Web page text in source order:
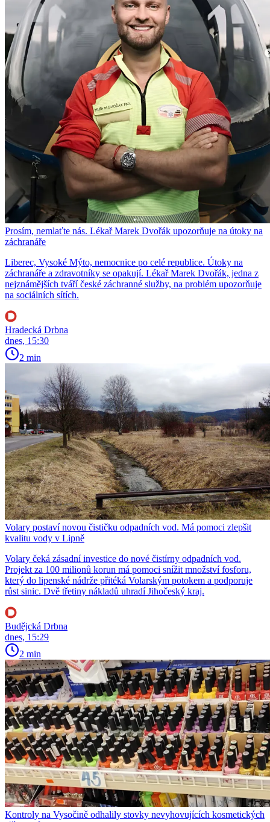
Prosím, nemlaťte nás. Lékař Marek Dvořák upozorňuje na útoky na
záchranáře
Liberec, Vysoké Mýto, nemocnice po celé republice. Útoky na
záchranáře a zdravotníky se opakují. Lékař Marek Dvořák, jedna z
nejznámějších tváří české záchranné služby, na problém upozorňuje
na sociálních sítích.
Hradecká Drbna
dnes, 15:30
2 min
Volary postaví novou čističku odpadních vod. Má pomoci zlepšit
kvalitu vody v Lipně
Volary čeká zásadní investice do nové čistírny odpadních vod.
Projekt za 100 milionů korun má pomoci snížit množství fosforu,
který do lipenské nádrže přitéká Volarským potokem a podporuje
růst sinic. Dvě třetiny nákladů uhradí Jihočeský kraj.
Budějcká Drbna
dnes, 15:29
2 min
Kontroly na Vysočině odhalily stovky nevyhovujících kosmetických